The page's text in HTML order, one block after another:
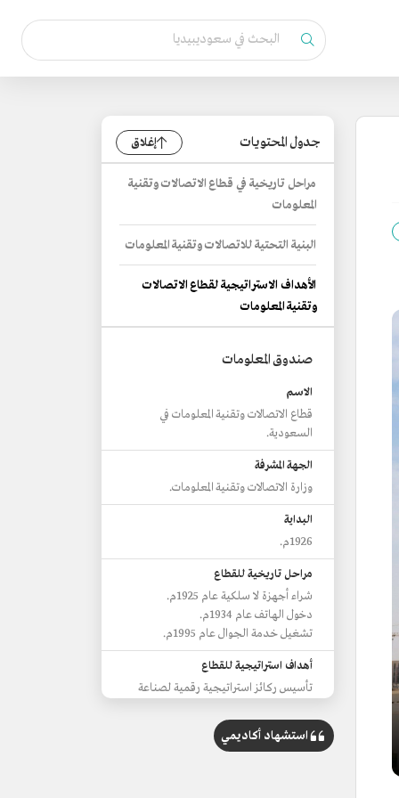
جدول المحتويات إغلاق
مراحل تاريخية في قطاع الاتصالات وتقنية
المعلومات
البنية التحتية للاتصالات وتقنية المعلومات
الأهداف الاستراتيجية لقطاع الاتصالات
وتقنية المعلومات
صندوق المعلومات
الاسم
قطاع الاتصالات وتقنية المعلومات في
السعودية.
الجهة المشرفة
وزارة الاتصالات وتقنية المعلومات.
البداية
1926م.
مراحل تاريخية للقطاع
شراء أجهزة لا سلكية عام 1925م.
دخول الهاتف عام 1934م.
تشغيل خدمة الجوال عام 1995م.
أهداف استراتيجية للقطاع
تأسيس ركائز استراتيجية رقمية لصناعة
دعم وتوطين التقنية والابتكار.
مضاعفة سوق التقنية.
استشهاد أكاديمي